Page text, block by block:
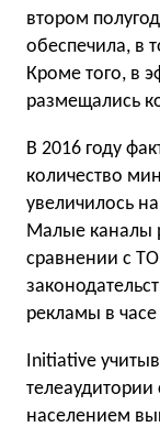
втором
обеспечила, в
Кроме того, в
размещались
В 2016 году
количество
увеличилось
Малые каналы
сравнении с
рекламы в
Initiative
телеаудитории
населением